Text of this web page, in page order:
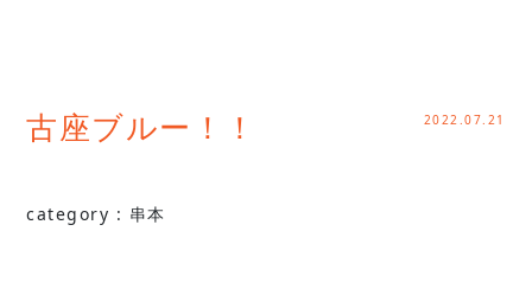
古座ブルー！！ 2022.07.21
category : 串本